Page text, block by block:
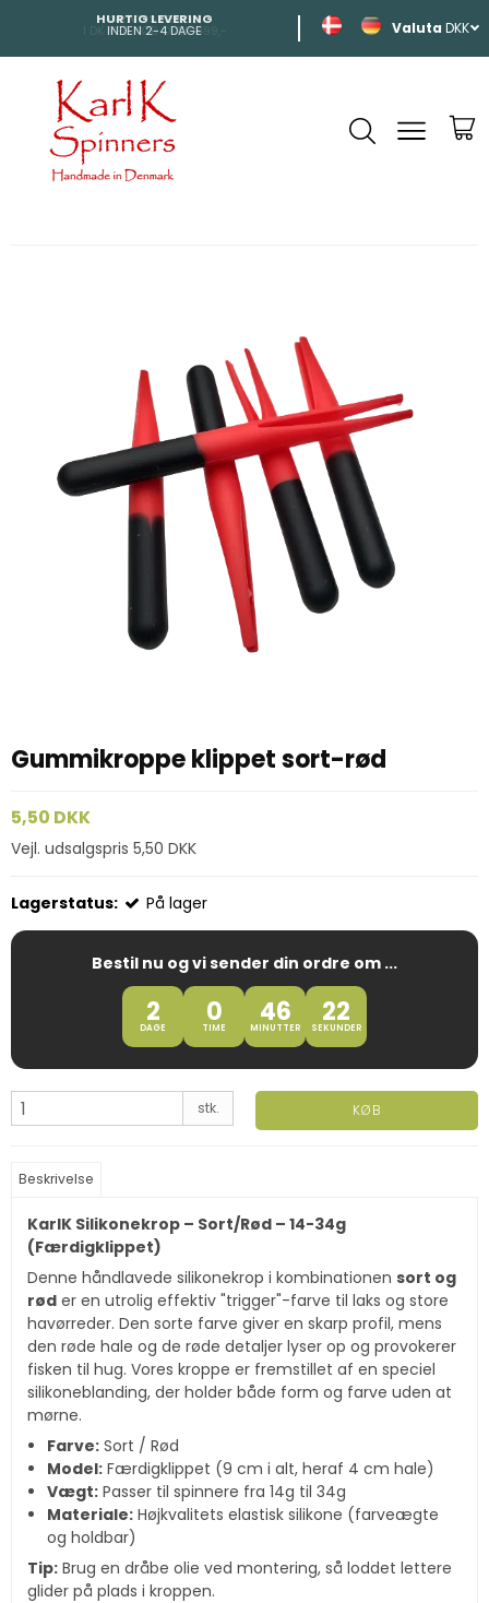
HURTIG LEVERING
INDEN 2-4 DAGE TIL HELE EUROPA
DKK
Gummikroppe klippet sort-rød
5,50 DKK
Vejl. udsalgspris 5,50 DKK
Lagerstatus: På lager
Bestil nu og vi sender din ordre om ...
2
DAGE 0
TIME 46
MINUTTER 21
SEKUNDER
stk. KØB
Beskrivelse
KarlK Silikonekrop – Sort/Rød – 14-34g
(Færdigklippet)
Denne håndlavede silikonekrop i kombinationen sort og
rød er en utrolig effektiv "trigger"-farve til laks og store
havørreder. Den sorte farve giver en skarp profil, mens
den røde hale og de røde detaljer lyser op og provokerer
fisken til hug. Vores kroppe er fremstillet af en speciel
silikoneblanding, der holder både form og farve uden at
mørne.
Farve:Sort / Rød
Model:Færdigklippet (9 cm i alt, heraf 4 cm hale)
Vægt:Passer til spinnere fra 14g til 34g
Materiale:Højkvalitets elastisk silikone (farveægte
og holdbar)
Tip: Brug en dråbe olie ved montering, så loddet lettere
glider på plads i kroppen.